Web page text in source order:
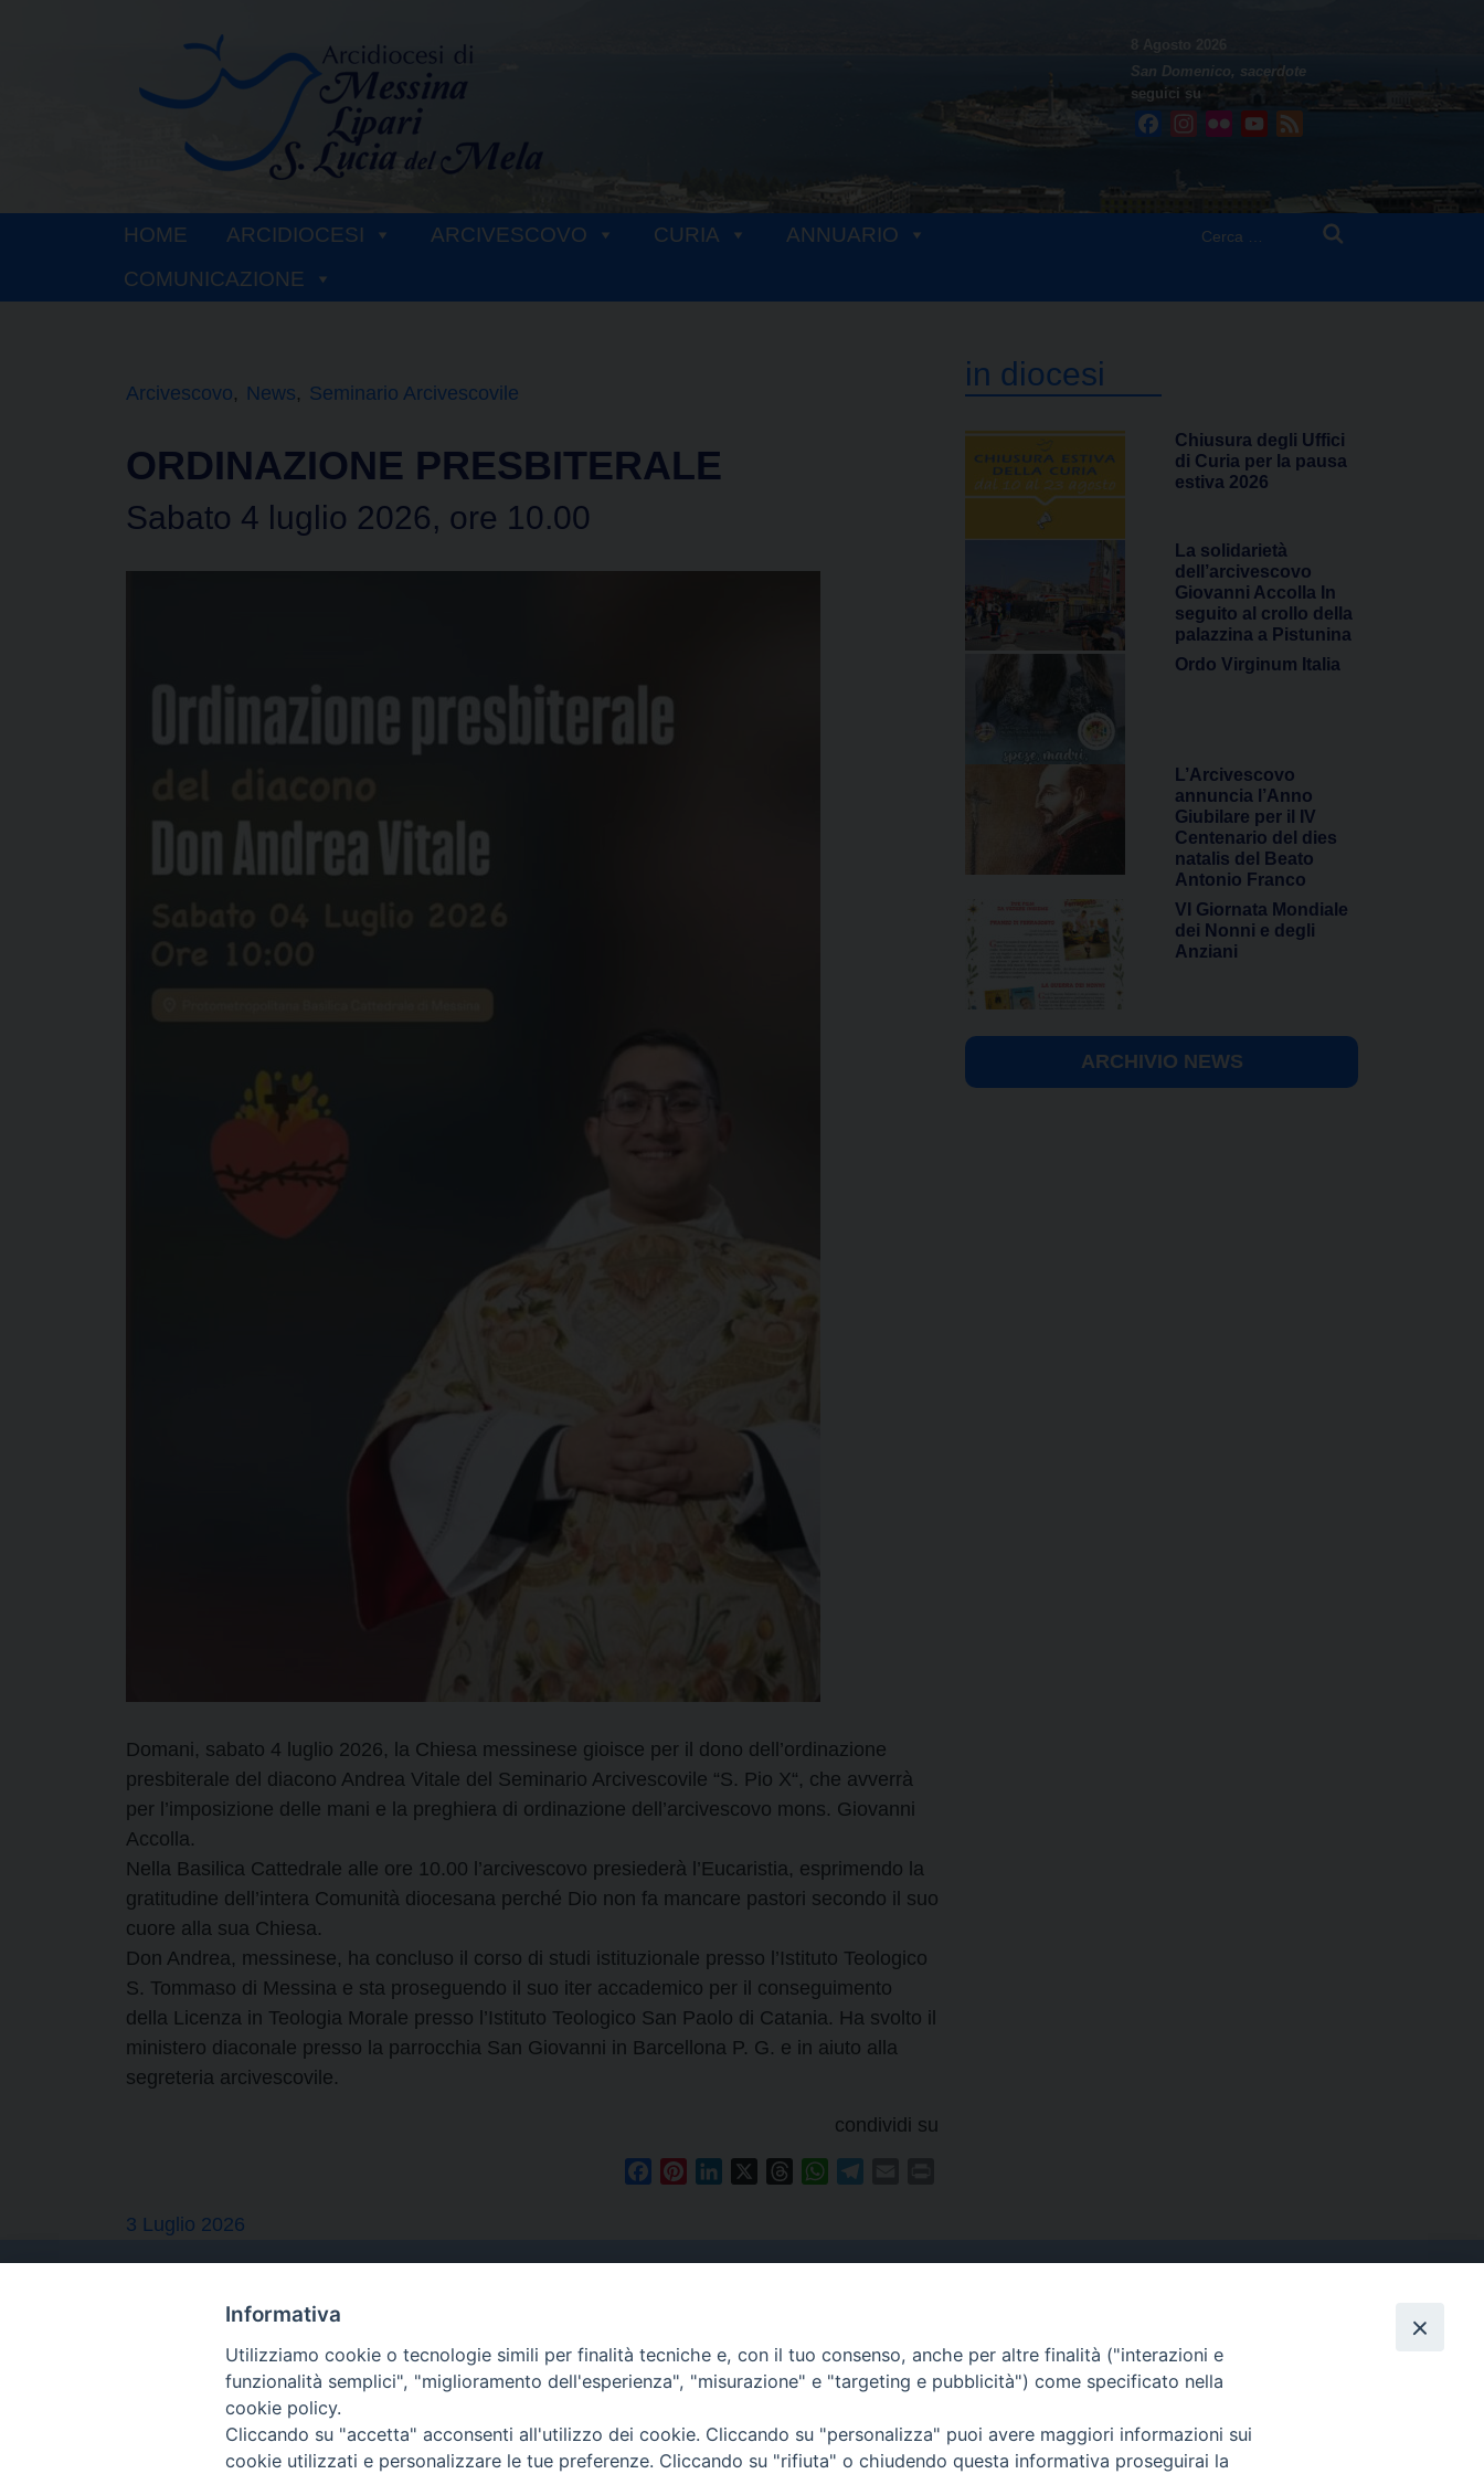
8 Agosto 2026
San Domenico, sacerdote
seguici su
FacebookInstagram
Flickr YouTube
HOME ARCIDIOCESI ARCIVESCOVO CURIA
ANNUARIO
COMUNICAZIONE
Arcivescovo News Seminario Arcivescovile
ORDINAZIONE PRESBITERALE
Sabato 4 luglio 2026, ore 10.00
Domani, sabato 4 luglio 2026, la Chiesa messinese gioisce per il dono dell’ordinazione
presbiterale del diacono Andrea Vitale del Seminario Arcivescovile “S. Pio X“, che avverrà
per l’imposizione delle mani e la preghiera di ordinazione dell’arcivescovo mons. Giovanni
Accolla.
Nella Basilica Cattedrale alle ore 10.00 l’arcivescovo presiederà l’Eucaristia, esprimendo la
gratitudine dell’intera Comunità diocesana perché Dio non fa mancare pastori secondo il suo
cuore alla sua Chiesa.
Don Andrea, messinese, ha concluso il corso di studi istituzionale presso l’Istituto Teologico
S. Tommaso di Messina e sta proseguendo il suo iter accademico per il conseguimento
della Licenza in Teologia Morale presso l’Istituto Teologico San Paolo di Catania. Ha svolto il
ministero diaconale presso la parrocchia San Giovanni in Barcellona P. G. e in aiuto alla
segreteria arcivescovile.
condividi su
FacebookPinterestLinkedIn ThreadsWhatsApp
3 Luglio 2026
in diocesi
Chiusura degli Uffici
di Curia per la pausa
estiva 2026
La solidarietà
dell’arcivescovo
Giovanni Accolla In
seguito al crollo della
palazzina a Pistunina
Ordo Virginum Italia
L’Arcivescovo
annuncia l’Anno
Giubilare per il IV
Centenario del dies
natalis del Beato
Antonio Franco
VI Giornata Mondiale
dei Nonni e degli
Anziani
ARCHIVIO NEWS
Indirizzo
Via Garibaldi, 67 - 98122
Orari
Contatti
Tel. 090.6684111 - Fax.
arcivescovo.messina@tin.it
Informativa
Utilizziamo cookie o tecnologie simili per finalità tecniche e, con il tuo consenso, anche per altre finalità ("interazioni e
funzionalità semplici", "miglioramento dell'esperienza", "misurazione" e "targeting e pubblicità") come specificato nella
cookie policy.
Cliccando su "accetta" acconsenti all'utilizzo dei cookie. Cliccando su "personalizza" puoi avere maggiori informazioni sui
cookie utilizzati e personalizzare le tue preferenze. Cliccando su "rifiuta" o chiudendo questa informativa proseguirai la